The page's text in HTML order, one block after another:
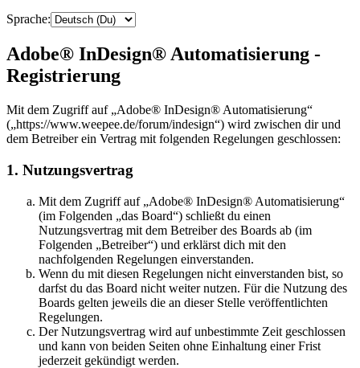
Sprache:
Adobe® InDesign® Automatisierung -
Registrierung
Mit dem Zugriff auf „Adobe® InDesign® Automatisierung“
(„https://www.weepee.de/forum/indesign“) wird zwischen dir und
dem Betreiber ein Vertrag mit folgenden Regelungen geschlossen:
1. Nutzungsvertrag
Mit dem Zugriff auf „Adobe® InDesign® Automatisierung“
(im Folgenden „das Board“) schließt du einen
Nutzungsvertrag mit dem Betreiber des Boards ab (im
Folgenden „Betreiber“) und erklärst dich mit den
nachfolgenden Regelungen einverstanden.
Wenn du mit diesen Regelungen nicht einverstanden bist, so
darfst du das Board nicht weiter nutzen. Für die Nutzung des
Boards gelten jeweils die an dieser Stelle veröffentlichten
Regelungen.
Der Nutzungsvertrag wird auf unbestimmte Zeit geschlossen
und kann von beiden Seiten ohne Einhaltung einer Frist
jederzeit gekündigt werden.